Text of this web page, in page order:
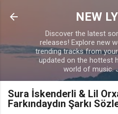
Skip to
NEW
Discover the latest
releases! Explore new
trending tracks from
updated on the hottest
world of music.
Sura İskenderli & Lil
Farkındaydın Şarkı